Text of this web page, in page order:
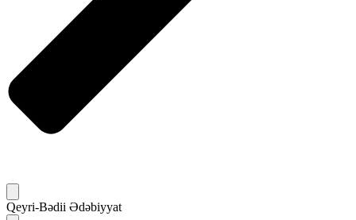
Qeyri-Bədii Ədəbiyyat